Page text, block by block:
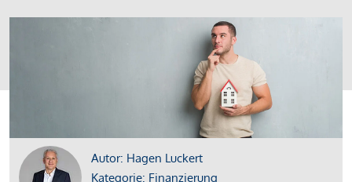
Autor: Hagen Luckert
Kategorie: Finanzierung